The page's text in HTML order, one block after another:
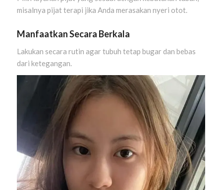
misalnya pijat terapi jika Anda merasakan nyeri otot.
Manfaatkan Secara Berkala
Lakukan secara rutin agar tubuh tetap bugar dan bebas
dari ketegangan.